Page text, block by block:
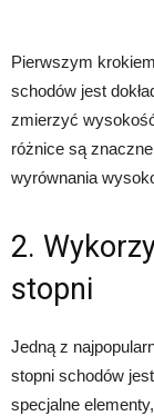
Pierwszym
schodów jest
zmierzyć
różnice są
wyrównania
2.
stopni
Jedną z
stopni schodów
specjalne